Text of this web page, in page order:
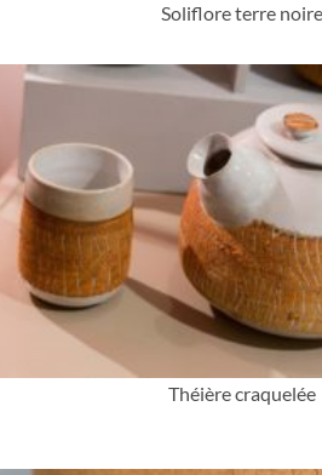
Soliflore terre noire
Théière craquelée